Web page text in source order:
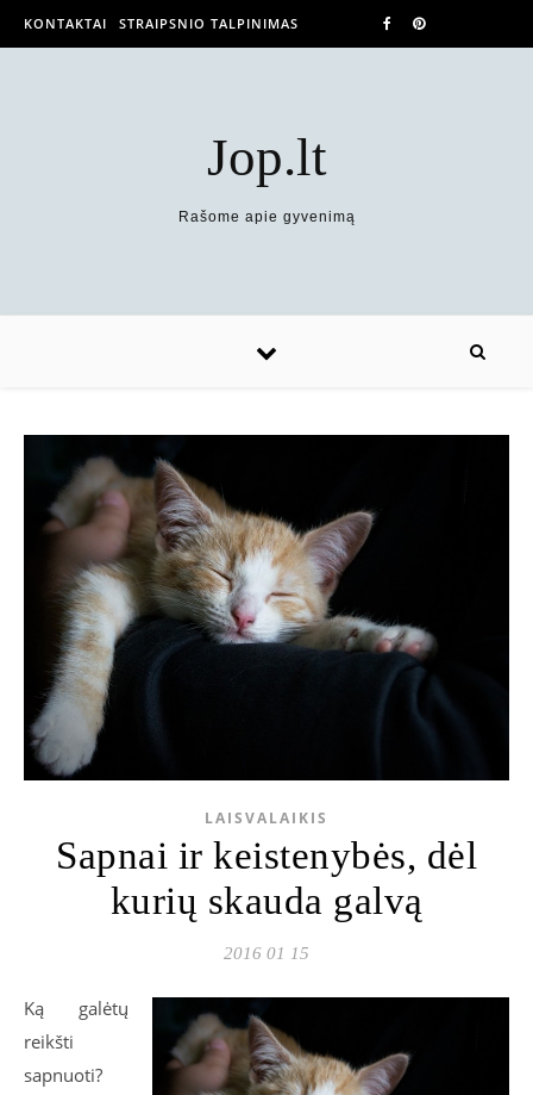
KONTAKTAI STRAIPSNIO TALPINIMAS
Jop.lt
Rašome apie gyvenimą
LAISVALAIKIS
Sapnai ir keistenybės, dėl
kurių skauda galvą
2016 01 15
Ką galėtų
reikšti
sapnuoti?